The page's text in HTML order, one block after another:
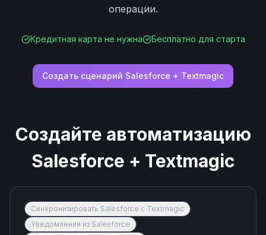
операции.
Кредитная карта не нужна Бесплатно для старта
Создать сценарий Salesforce + Textmagic
Создайте автоматизацию
Salesforce + Textmagic
Синхронизировать Salesforce с Textmagic
Уведомления из Salesforce